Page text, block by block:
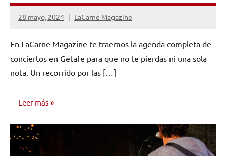
28 mayo, 2024 LaCarne Magazine
No
comentarios
En LaCarne Magazine te traemos la agenda completa de
conciertos en Getafe para que no te pierdas ni una sola
nota. Un recorrido por las […]
Leer más
INVESTIGACIÓN
MUSICAL